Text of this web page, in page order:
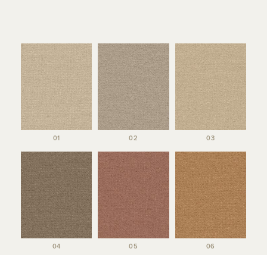
01 02 03
04 05 06